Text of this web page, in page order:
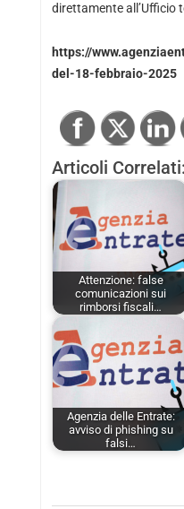
direttamente all’Ufficio
https://
del-18-febbraio-2025
Articoli Correlati:
Attenzione: false
comunicazioni sui
rimborsi fiscali…
Agenzia delle Entrate:
avviso di phishing su
falsi…